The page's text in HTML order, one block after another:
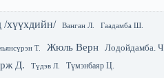
/хүүхдийн/ Ванган Л. Гаадамба Ш.
Т. Жюль Верн Лодойдамба. Ч
Д. Түдэв Л. Түмэнбаяр Ц.